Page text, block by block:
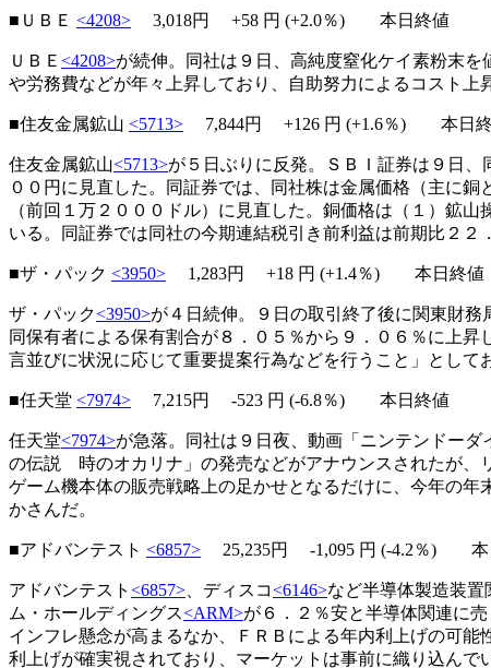
■ＵＢＥ <4208> 3,018円 +58 円 (+2.0％) 本日終値
ＵＢＥ <4208>が続伸。同社は９日、高純度窒化ケイ素粉末
や労務費などが年々上昇しており、自助努力によるコスト上
■住友金属鉱山 <5713> 7,844円 +126 円 (+1.6％) 本日
住友金属鉱山<5713>が５日ぶりに反発。ＳＢＩ証券は９日
００円に見直した。同証券では、同社株は金属価格（主に
（前回１万２０００ドル）に見直した。銅価格は（１）鉱
いる。同証券では同社の今期連結税引き前利益は前期比２
■ザ・パック <3950> 1,283円 +18 円 (+1.4％) 本日終値
ザ・パック<3950>が４日続伸。９日の取引終了後に関東財
同保有者による保有割合が８．０５％から９．０６％に上
言並びに状況に応じて重要提案行為などを行うこと」として
■任天堂 <7974> 7,215円 -523 円 (-6.8％) 本日終値
任天堂<7974>が急落。同社は９日夜、動画「ニンテンドー
の伝説 時のオカリナ」の発売などがアナウンスされたが、
ゲーム機本体の販売戦略上の足かせとなるだけに、今年の
かさんだ。
■アドバンテスト <6857> 25,235円 -1,095 円 (-4.2％) 本
アドバンテスト <6857> 、ディスコ<6146>など半導体製造装
ム・ホールディングス<ARM>が６．２％安と半導体関連に
インフレ懸念が高まるなか、ＦＲＢによる年内利上げの可
利上げが確実視されており、マーケットは事前に織り込ん